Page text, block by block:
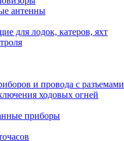
антенны
для лодок, катеров, яхт
и провода с разъемами
ходовых огней
приборы